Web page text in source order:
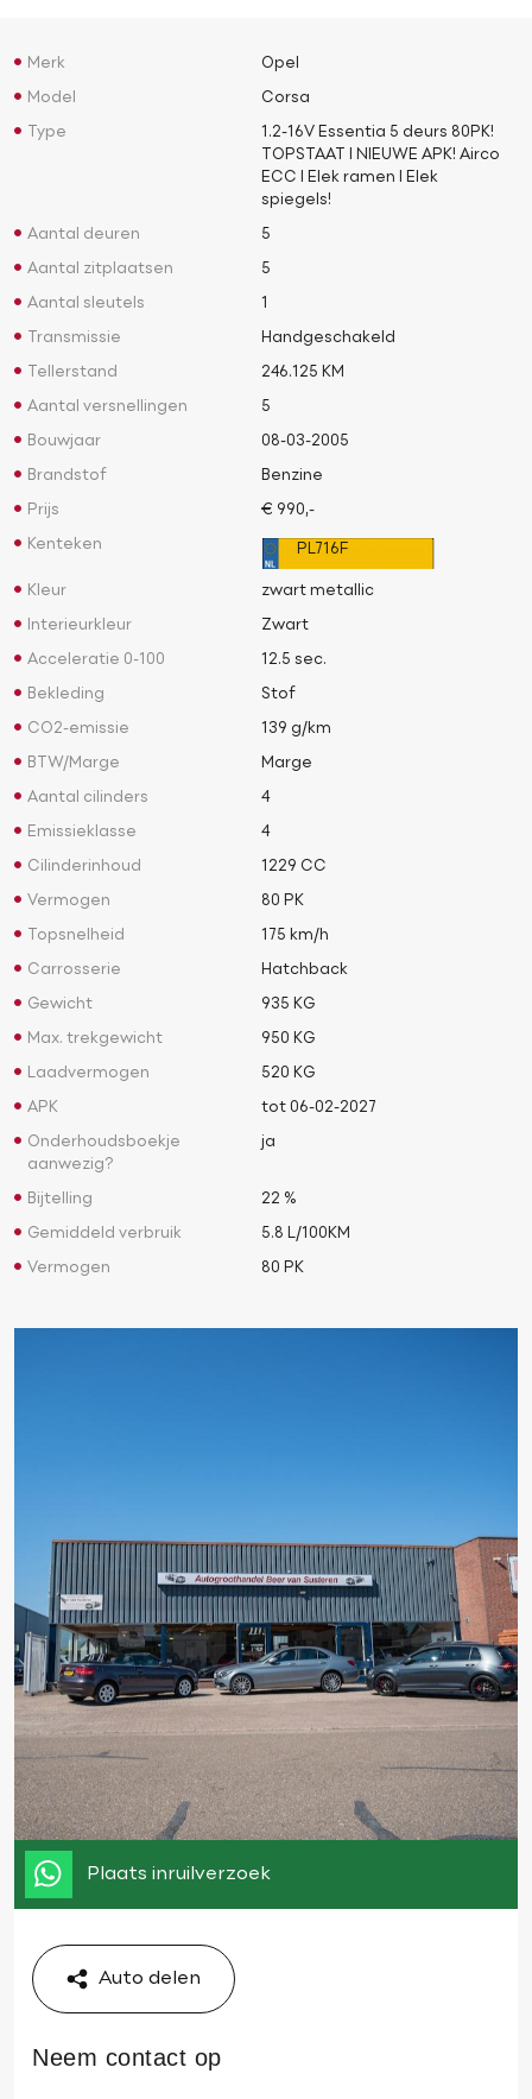
Merk Opel
Model Corsa
Type
1.2-16V Essentia 5 deurs 80PK!
TOPSTAAT l NIEUWE APK! Airco
ECC l Elek ramen l Elek
spiegels!
Aantal deuren 5
Aantal zitplaatsen 5
Aantal sleutels 1
Transmissie Handgeschakeld
Tellerstand 246.125 KM
Aantal versnellingen 5
Bouwjaar 08-03-2005
Brandstof Benzine
Prijs € 990,-
Kenteken PL716F
Kleur zwart metallic
Interieurkleur Zwart
Acceleratie 0-100 12.5 sec.
Bekleding Stof
CO2-emissie 139 g/km
BTW/Marge Marge
Aantal cilinders 4
Emissieklasse 4
Cilinderinhoud 1229 CC
Vermogen 80 PK
Topsnelheid 175 km/h
Carrosserie Hatchback
Gewicht 935 KG
Max. trekgewicht 950 KG
Laadvermogen 520 KG
APK tot 06-02-2027
Onderhoudsboekje
aanwezig?
ja
Bijtelling 22 %
Gemiddeld verbruik 5.8 L/100KM
Vermogen 80 PK
Plaats inruilverzoek
Auto delen
Neem contact op